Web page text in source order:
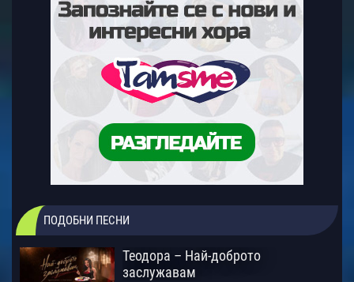
ПОДОБНИ ПЕСНИ
Теодора – Най-доброто
заслужавам